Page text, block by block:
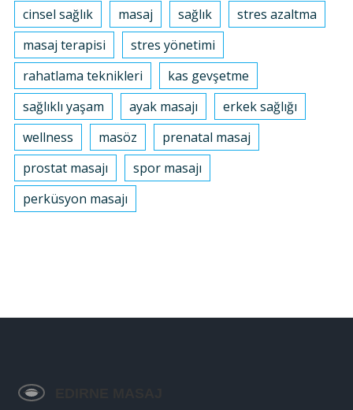
cinsel sağlık
masaj sağlık
stres azaltma
masaj terapisi
stres yönetimi
rahatlama teknikleri
kas gevşetme
sağlıklı yaşam
ayak masajı
erkek sağlığı
wellness
masöz
prenatal masaj
prostat masajı
spor masajı
perküsyon masajı